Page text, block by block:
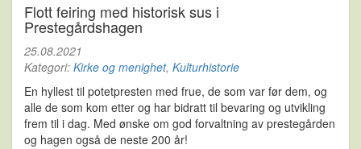
Flott feiring med historisk sus i
Prestegårdshagen
25.08.2021
Kategori: Kirke og menighet, Kulturhistorie
En hyllest til potetpresten med frue, de som var før dem, og
alle de som kom etter og har bidratt til bevaring og utvikling
frem til i dag. Med ønske om god forvaltning av prestegården
og hagen også de neste 200 år!